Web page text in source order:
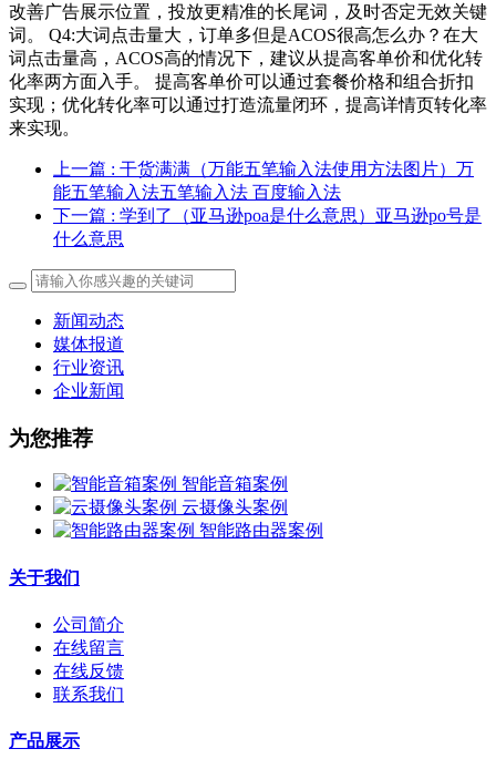
改善广告展示位置，投放更精准的长尾词，及时否定无效关键
词。 Q4:大词点击量大，订单多但是ACOS很高怎么办？在大
词点击量高，ACOS高的情况下，建议从提高客单价和优化转
化率两方面入手。 提高客单价可以通过套餐价格和组合折扣
实现；优化转化率可以通过打造流量闭环，提高详情页转化率
来实现。
上一篇 : 干货满满（万能五笔输入法使用方法图片）万
能五笔输入法五笔输入法 百度输入法
下一篇 : 学到了（亚马逊poa是什么意思）亚马逊po号是
什么意思
新闻动态
媒体报道
行业资讯
企业新闻
为您推荐
智能音箱案例
云摄像头案例
智能路由器案例
关于我们
公司简介
在线留言
在线反馈
联系我们
产品展示